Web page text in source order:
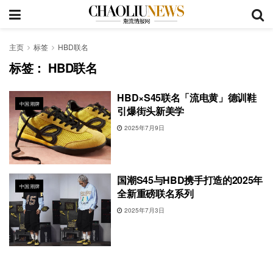
主页 标签 HBD联名
标签： HBD联名
中国潮牌
HBD×S45联名「流电黄」德训鞋
引爆街头新美学
2025年7月9日
中国潮牌
国潮S45与HBD携手打造的2025年
全新重磅联名系列
2025年7月3日